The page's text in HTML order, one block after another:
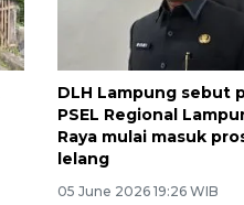
DLH Lampung sebut
PSEL Regional
Raya mulai masuk
lelang
05 June 2026 19:26 WIB